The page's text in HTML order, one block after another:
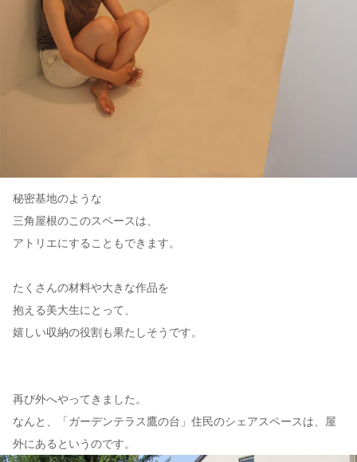
秘密基地のような
三角屋根のこのスペースは、
アトリエにすることもできます。
たくさんの材料や大きな作品を
抱える美大生にとって、
嬉しい収納の役割も果たしそうです。
再び外へやってきました。
なんと、「ガーデンテラス鷹の台」住民のシェアスペースは、屋
外にあるというのです。